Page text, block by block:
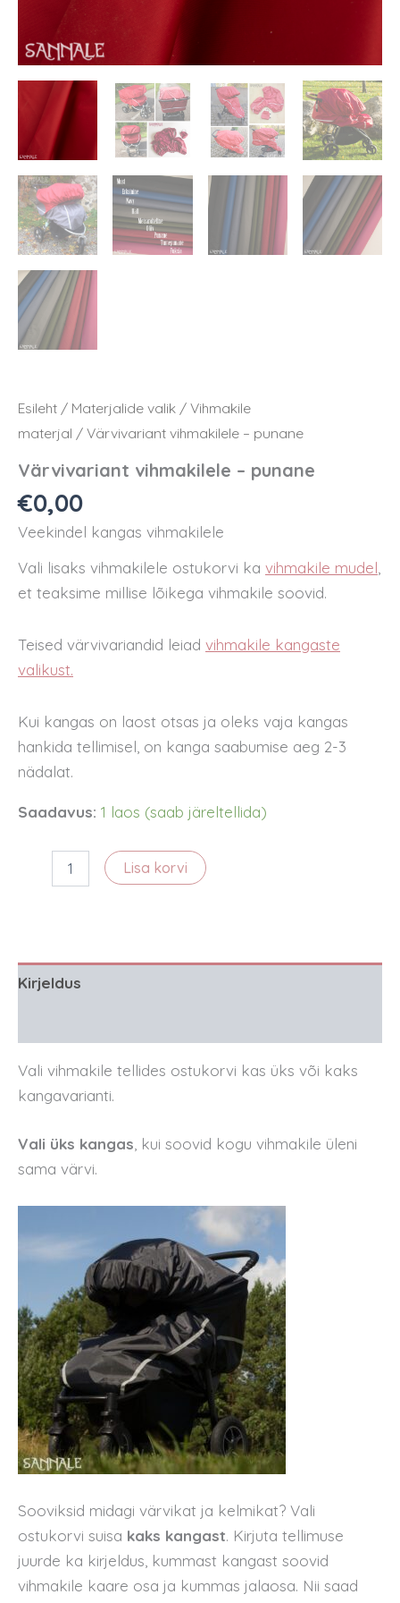
Esileht / Materjalide valik / Vihmakile
materjal / Värvivariant vihmakilele – punane
Värvivariant vihmakilele – punane
€0,00
Veekindel kangas vihmakilele
Vali lisaks vihmakilele ostukorvi ka vihmakile mudel
et teaksime millise lõikega vihmakile soovid.
Teised värvivariandid leiad vihmakile kangaste
valikust.
Kui kangas on laost otsas ja oleks vaja kangas
hankida tellimisel, on kanga saabumise aeg 2-3
nädalat.
Saadavus: 1 laos (saab järeltellida)
vihmakilele
Lisa korvi
Kirjeldus
Vali vihmakile tellides ostukorvi kas üks või kaks
kangavarianti.
Vali üks kangas , kui soovid kogu vihmakile üleni
sama värvi.
Sooviksid midagi värvikat ja kelmikat? Vali
ostukorvi suisa kaks kangast. Kirjuta tellimuse
juurde ka kirjeldus, kummast kangast soovid
vihmakile kaare osa ja kummas jalaosa. Nii saad